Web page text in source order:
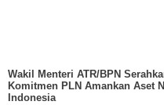
Wakil Menteri ATR/BPN
Komitmen PLN Amankan Aset
Indonesia